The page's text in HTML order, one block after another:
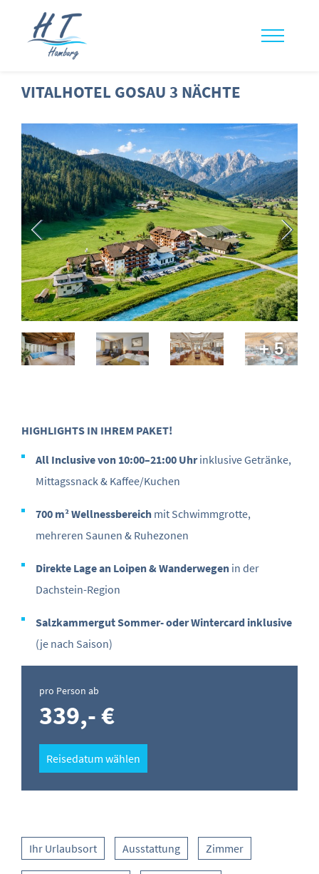
VITALHOTEL GOSAU 3 NÄCHTE
+ 5
HIGHLIGHTS IN IHREM PAKET!
All Inclusive von 10:00–21:00 Uhrinklusive Getränke,
Mittagssnack & Kaffee/Kuchen
700 m² Wellnessbereich mit Schwimmgrotte,
mehreren Saunen & Ruhezonen
Direkte Lage an Loipen & Wanderwegen in der
Dachstein-Region
Salzkammergut Sommer- oder Wintercard inklusive
(je nach Saison)
pro Person ab
339,- €
Reisedatum wählen
Ihr Urlaubsort Ausstattung Zimmer